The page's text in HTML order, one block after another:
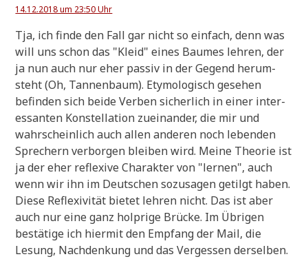
14.12.2018 um 23:50 Uhr
Tja, ich fin­de den Fall gar nicht so ein­fach, denn was
will uns schon das "Kleid" eines Bau­mes leh­ren, der
ja nun auch nur eher pas­siv in der Gegend her­um­
steht (Oh, Tan­nen­baum). Ety­mo­lo­gisch gese­hen
befin­den sich bei­de Ver­ben sicher­lich in einer inter­
es­san­ten Kon­stel­la­ti­on zuein­an­der, die mir und
wahr­schein­lich auch allen ande­ren noch leben­den
Spre­chern ver­bor­gen blei­ben wird. Mei­ne Theo­rie ist
ja der eher refle­xi­ve Cha­rak­ter von "ler­nen", auch
wenn wir ihn im Deut­schen sozu­sa­gen getilgt haben.
Die­se Refle­xi­vi­tät bie­tet leh­ren nicht. Das ist aber
auch nur eine ganz holp­ri­ge Brücke. Im Übri­gen
bestä­ti­ge ich hier­mit den Emp­fang der Mail, die
Lesung, Nach­den­kung und das Ver­ges­sen derselben.